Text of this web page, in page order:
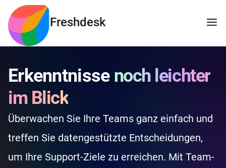
Freshdesk
Erkenntnisse noch leichter
im Blick
Überwachen Sie Ihre Teams ganz einfach und
treffen Sie datengestützte Entscheidungen,
um Ihre Support-Ziele zu erreichen. Mit Team-